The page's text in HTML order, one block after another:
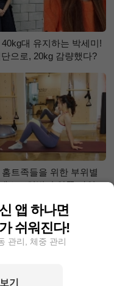
40kg대 유지하는 박세미!
으로, 20kg 감량했다?
홈트족들을 위한 부위별
스 – 허벅지 안쪽 라인
앱 하나면
쉬워진다!
관리, 체중 관리
기